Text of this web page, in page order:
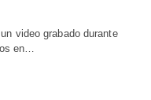
video grabado durante
en…